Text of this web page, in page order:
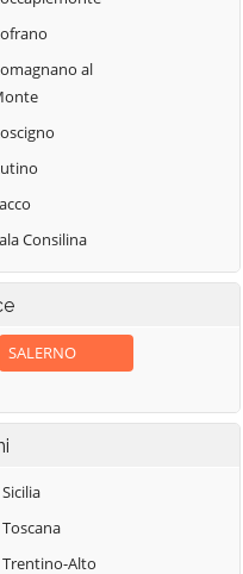
al
Consilina
Salvitelle
Giovanni a
Magno
SALERNO
Sicilia
Toscana
Trentino-Alto